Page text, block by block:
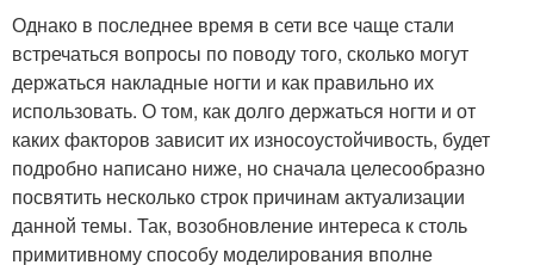
Однако в последнее время в сети все чаще стали
встречаться вопросы по поводу того, сколько могут
держаться накладные ногти и как правильно их
использовать. О том, как долго держаться ногти и от
каких факторов зависит их износоустойчивость, будет
подробно написано ниже, но сначала целесообразно
посвятить несколько строк причинам актуализации
данной темы. Так, возобновление интереса к столь
примитивному способу моделирования вполне